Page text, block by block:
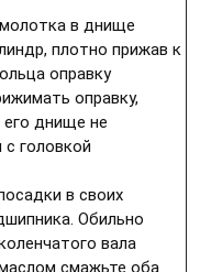
в днище
плотно прижав к
оправку
оправку,
днище не
головкой
в своих
Обильно
вала
смажьте оба